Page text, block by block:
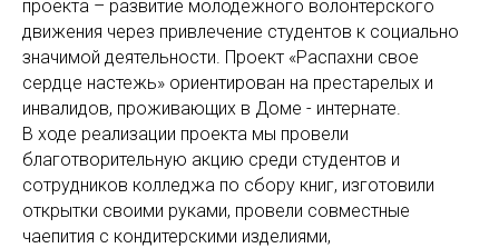
проекта – развитие молодежного волонтерского
движения через привлечение студентов к социально
значимой деятельности. Проект «Распахни свое
сердце настежь» ориентирован на престарелых и
инвалидов, проживающих в Доме - интернате.
В ходе реализации проекта мы провели
благотворительную акцию среди студентов и
сотрудников колледжа по сбору книг, изготовили
открытки своими руками, провели совместные
чаепития с кондитерскими изделиями,